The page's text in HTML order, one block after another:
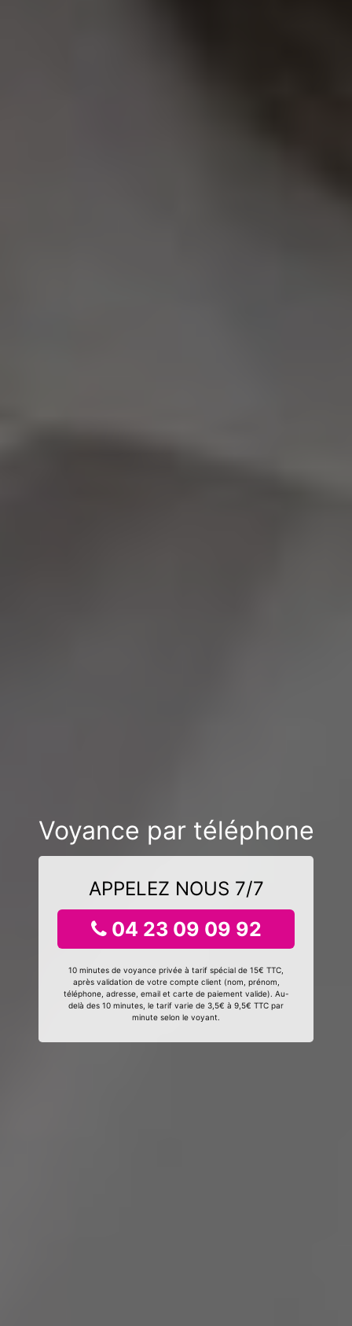
Voyance par téléphone
APPELEZ NOUS 7/7
04 23 09 09 92
10 minutes de voyance privée à tarif spécial de 15€ TTC,
après validation de votre compte client (nom, prénom,
téléphone, adresse, email et carte de paiement valide). Au-
delà des 10 minutes, le tarif varie de 3,5€ à 9,5€ TTC par
minute selon le voyant.